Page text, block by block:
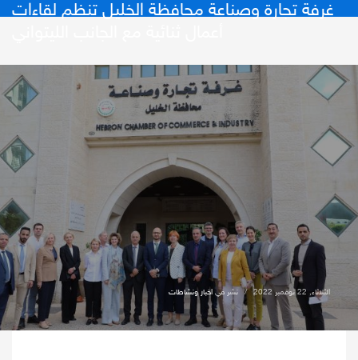
غرفة تجارة وصناعة محافظة الخليل تنظم لقاءات
الثلاثاء, 22 نوفمبر 2022 / نشر في اخبار ونشاطات